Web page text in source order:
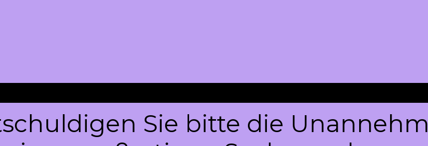
Sie bitte die